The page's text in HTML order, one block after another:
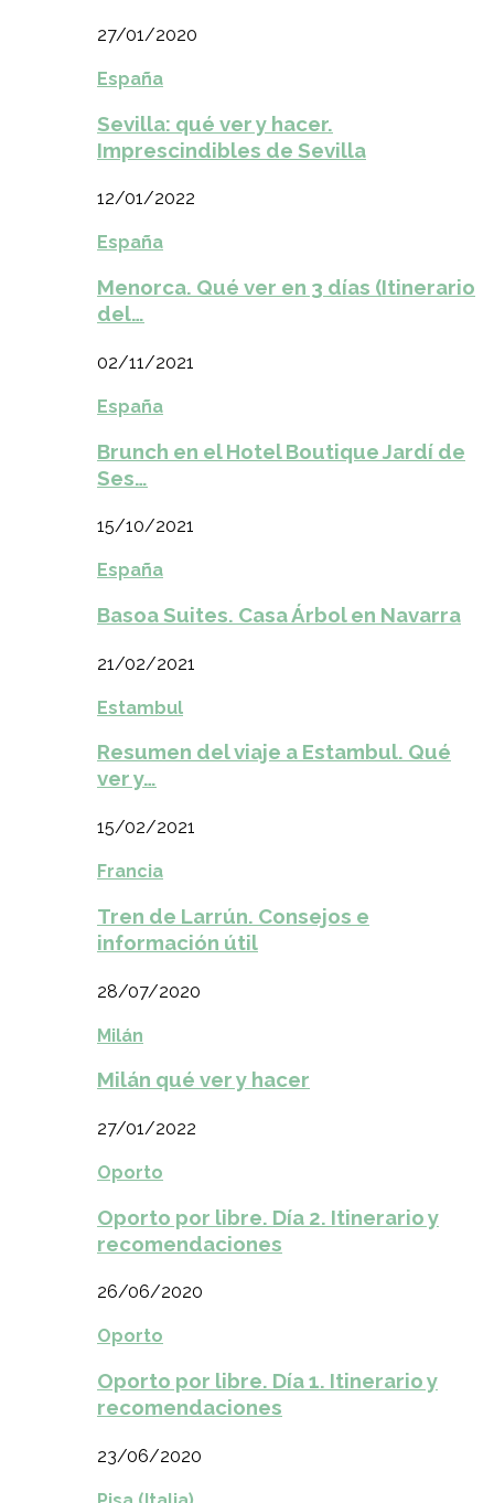
27/01/2020
España
Sevilla: qué ver y hacer.
Imprescindibles de Sevilla
12/01/2022
España
Menorca. Qué ver en 3 días (Itinerario
del…
02/11/2021
España
Brunch en el Hotel Boutique Jardí de
Ses…
15/10/2021
España
Basoa Suites. Casa Árbol en Navarra
21/02/2021
Estambul
Resumen del viaje a Estambul. Qué
ver y…
15/02/2021
Francia
Tren de Larrún. Consejos e
información útil
28/07/2020
Milán
Milán qué ver y hacer
27/01/2022
Oporto
Oporto por libre. Día 2. Itinerario y
recomendaciones
26/06/2020
Oporto
Oporto por libre. Día 1. Itinerario y
recomendaciones
23/06/2020